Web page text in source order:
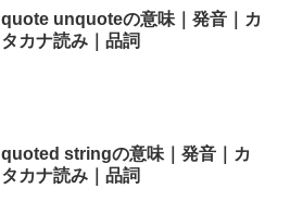
quote unquoteの意味｜発音｜カ
タカナ読み｜品詞
quoted stringの意味｜発音｜カ
タカナ読み｜品詞